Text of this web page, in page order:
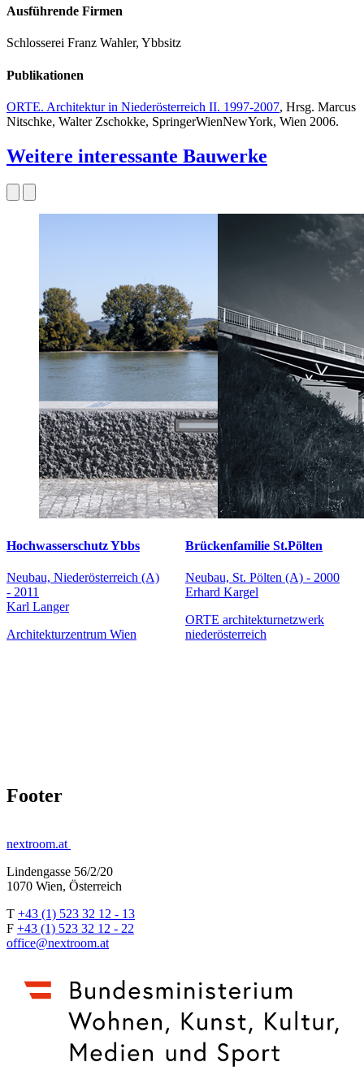
Ausführende Firmen
Schlosserei Franz Wahler, Ybbsitz
Publikationen
ORTE. Architektur in Niederösterreich II. 1997-2007, Hrsg. Marcus
Nitschke, Walter Zschokke, SpringerWienNewYork, Wien 2006.
Weitere interessante Bauwerke
Hochwasserschutz Ybbs
Neubau, Niederösterreich (A)
- 2011
Karl Langer
Architekturzentrum Wien
Brückenfamilie St.Pölten
Neubau, St. Pölten (A) - 2000
Erhard Kargel
ORTE architekturnetzwerk
niederösterreich
Footer
nextroom.at
Lindengasse 56/2/20
1070 Wien, Österreich
T +43 (1) 523 32 12 - 13
F +43 (1) 523 32 12 - 22
office@nextroom.at